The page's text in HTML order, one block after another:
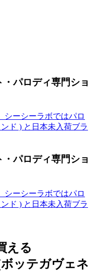
パロディ専門ショ
パロディ専門ショ
える
ボッテガヴェネ